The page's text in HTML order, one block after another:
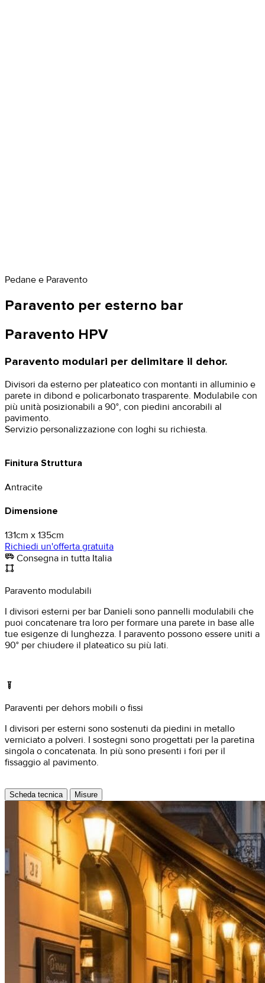
Pedane e Paravento
Paravento per esterno bar
Paravento HPV
Paravento modulari per delimitare il dehor.
Divisori da esterno per plateatico con montanti in alluminio e
parete in dibond e policarbonato trasparente. Modulabile con
più unità posizionabili a 90°, con piedini ancorabili al
pavimento.
Servizio personalizzazione con loghi su richiesta.
Finitura Struttura
Antracite
Dimensione
131cm x 135cm
Richiedi un'offerta gratuita
airport_shuttle Consegna in tutta Italia
activity_zone
Paravento modulabili
I divisori esterni per bar Danieli sono pannelli modulabili che
puoi concatenare tra loro per formare una parete in base alle
tue esigenze di lunghezza. I paravento possono essere uniti a
90° per chiudere il plateatico su più lati.
home_improvement_and_tools
Paraventi per dehors mobili o fissi
I divisori per esterni sono sostenuti da piedini in metallo
verniciato a polveri. I sostegni sono progettati per la paretina
singola o concatenata. In più sono presenti i fori per il
fissaggio al pavimento.
Scheda tecnica Misure